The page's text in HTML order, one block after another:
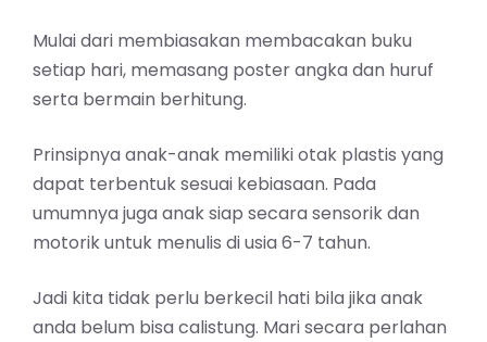
Mulai dari membiasakan membacakan buku
setiap hari, memasang poster angka dan huruf
serta bermain berhitung.
Prinsipnya anak-anak memiliki otak plastis yang
dapat terbentuk sesuai kebiasaan. Pada
umumnya juga anak siap secara sensorik dan
motorik untuk menulis di usia 6-7 tahun.
Jadi kita tidak perlu berkecil hati bila jika anak
anda belum bisa calistung. Mari secara perlahan